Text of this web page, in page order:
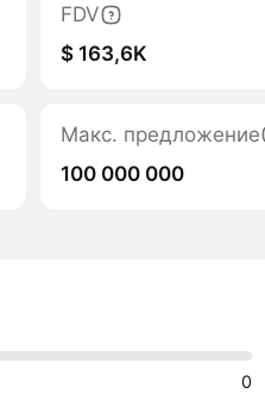
FDV
$ 163,6K
Макс. предложение
100 000 000
0